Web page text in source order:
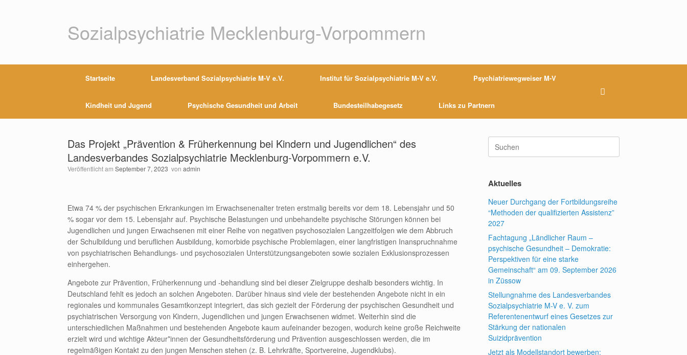
Sozialpsychiatrie Mecklenburg-Vorpommern
Startseite Landesverband Sozialpsychiatrie M-V e.V. Institut für Sozialpsychiatrie M-V e.V. Psychiatriewegweiser M-V
Kindheit und Jugend Psychische Gesundheit und Arbeit Bundesteilhabegesetz Links zu Partnern
Das Projekt „Prävention & Früherkennung bei Kindern und Jugendlichen“ des
Landesverbandes Sozialpsychiatrie Mecklenburg-Vorpommern e.V.
Veröffentlicht am September 7, 2023 von admin
Etwa 74 % der psychischen Erkrankungen im Erwachsenenalter treten erstmalig bereits vor dem 18. Lebensjahr und 50
% sogar vor dem 15. Lebensjahr auf. Psychische Belastungen und unbehandelte psychische Störungen können bei
Jugendlichen und jungen Erwachsenen mit einer Reihe von negativen psychosozialen Langzeitfolgen wie dem Abbruch
der Schulbildung und beruflichen Ausbildung, komorbide psychische Problemlagen, einer langfristigen Inanspruchnahme
von psychiatrischen Behandlungs- und psychosozialen Unterstützungsangeboten sowie sozialen Exklusionsprozessen
einhergehen.
Angebote zur Prävention, Früherkennung und -behandlung sind bei dieser Zielgruppe deshalb besonders wichtig. In
Deutschland fehlt es jedoch an solchen Angeboten. Darüber hinaus sind viele der bestehenden Angebote nicht in ein
regionales und kommunales Gesamtkonzept integriert, das sich gezielt der Förderung der psychischen Gesundheit und
psychiatrischen Versorgung von Kindern, Jugendlichen und jungen Erwachsenen widmet. Weiterhin sind die
unterschiedlichen Maßnahmen und bestehenden Angebote kaum aufeinander bezogen, wodurch keine große Reichweite
erzielt wird und wichtige Akteur*innen der Gesundheitsförderung und Prävention ausgeschlossen werden, die im
regelmäßigen Kontakt zu den jungen Menschen stehen (z. B. Lehrkräfte, Sportvereine, Jugendklubs).
nach:
Aktuelles
Neuer Durchgang der Fortbildungsreihe
“Methoden der qualifizierten Assistenz”
2027
Fachtagung „Ländlicher Raum –
psychische Gesundheit – Demokratie:
Perspektiven für eine starke
Gemeinschaft“ am 09. September 2026
in Züssow
Stellungnahme des Landesverbandes
Sozialpsychiatrie M-V e. V. zum
Referentenentwurf eines Gesetzes zur
Stärkung der nationalen
Suizidprävention
Jetzt als Modellstandort bewerben: